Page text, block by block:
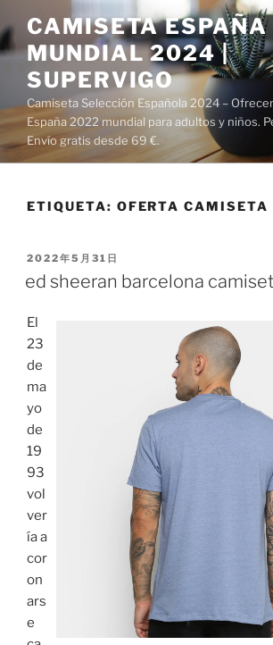
al
contenido
CAMISETA ESPAÑA
MUNDIAL 2024 |
SUPERVIGO
Camiseta Selección Española 2024 –
España 2022 mundial para adultos y niños.
Envío gratis desde 69 €.
ETIQUETA: OFERTA CAMISETA
PUBLICADO
2022年5月31日
ed sheeran barcelona
El
23
de
ma
yo
de
19
93
vol
ver
ía a
cor
on
ars
e